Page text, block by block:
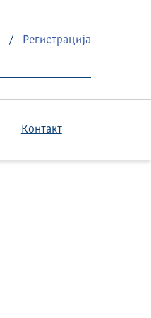
/ Регистрација
Контакт